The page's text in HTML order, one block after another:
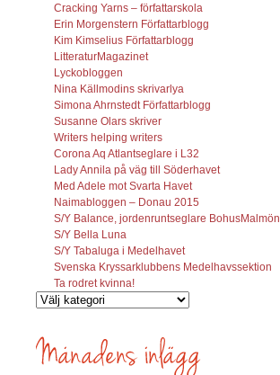
Cracking Yarns – författarskola
Erin Morgenstern Författarblogg
Kim Kimselius Författarblogg
LitteraturMagazinet
Lyckobloggen
Nina Källmodins skrivarlya
Simona Ahrnstedt Författarblogg
Susanne Olars skriver
Writers helping writers
Corona Aq Atlantseglare i L32
Lady Annila på väg till Söderhavet
Med Adele mot Svarta Havet
Naimabloggen – Donau 2015
S/Y Balance, jordenruntseglare BohusMalmön
S/Y Bella Luna
S/Y Tabaluga i Medelhavet
Svenska Kryssarklubbens Medelhavssektion
Ta rodret kvinna!
Vilka
söks?